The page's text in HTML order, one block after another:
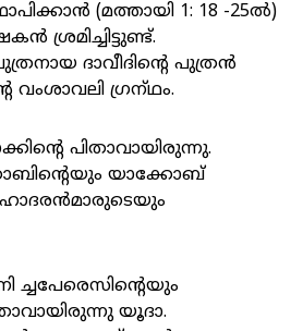
(മത്തായി 1: 18 -25ൽ)
ശ്രമിച്ചിട്ടുണ്ട്.
ദാവീദിന്റെ പുത്രന്‍
വംശാവലി ഗ്രന്‌ഥം.
പിതാവായിരുന്നു.
യാക്കോബ്‌
ച്ചപേരെസിന്റെയും
യൂദാ.